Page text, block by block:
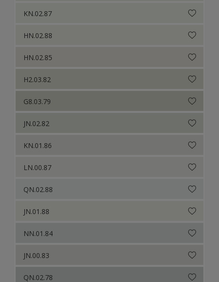
KN.02.87
HN.02.88
HN.02.85
H2.03.82
G8.03.79
JN.02.82
KN.01.86
LN.00.87
QN.02.88
JN.01.88
NN.01.84
JN.00.83
QN.02.78